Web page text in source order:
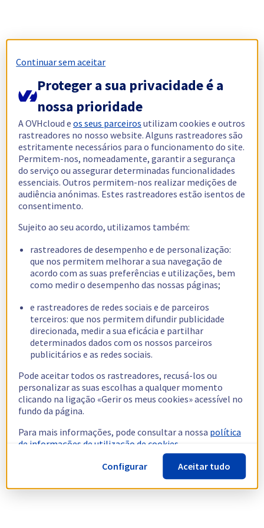
Continuar sem aceitar
Proteger a sua privacidade é a
nossa prioridade
A OVHcloud eos seus parceiros utilizam cookies e outros
rastreadores no nosso website. Alguns rastreadores são
estritamente necessários para o funcionamento do site.
Permitem-nos, nomeadamente, garantir a segurança
do serviço ou assegurar determinadas funcionalidades
essenciais. Outros permitem-nos realizar medições de
audiência anónimas. Estes rastreadores estão isentos de
consentimento.
Sujeito ao seu acordo, utilizamos também:
rastreadores de desempenho e de personalização:
que nos permitem melhorar a sua navegação de
acordo com as suas preferências e utilizações, bem
como medir o desempenho das nossas páginas;
e rastreadores de redes sociais e de parceiros
terceiros: que nos permitem difundir publicidade
direcionada, medir a sua eficácia e partilhar
determinados dados com os nossos parceiros
publicitários e as redes sociais.
Pode aceitar todos os rastreadores, recusá-los ou
personalizar as suas escolhas a qualquer momento
clicando na ligação «Gerir os meus cookies» acessível no
fundo da página.
Para mais informações, pode consultar a nossa política
de informações de utilização de cookies.
Configurar
Aceitar tudo